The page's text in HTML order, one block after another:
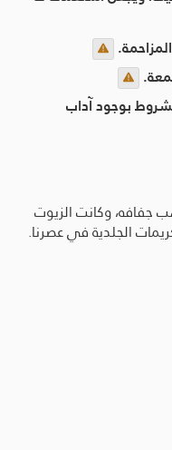
بوجود آداب
وكانت الزيوت
الجلدية في عصرنا.